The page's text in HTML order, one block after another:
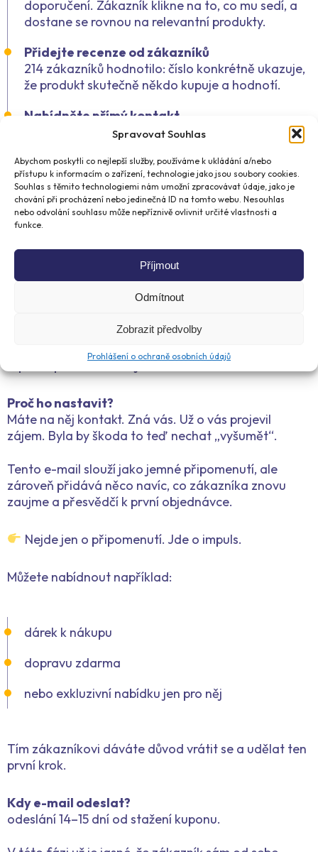
Spravovat Souhlas
Abychom poskytli co nejlepší služby, používáme k ukládání a/nebo
přístupu k informacím o zařízení, technologie jako jsou soubory cookies.
Souhlas s těmito technologiemi nám umožní zpracovávat údaje, jako je
chování při procházení nebo jedinečná ID na tomto webu. Nesouhlas
nebo odvolání souhlasu může nepříznivě ovlivnit určité vlastnosti a
funkce.
Příjmout
Odmítnout
Zobrazit předvolby
Prohlášení o ochraně osobních údajů
doporučení. Zákazník klikne na to, co mu sedí, a
dostane se rovnou na relevantní produkty.
Přidejte recenze od zákazníků
214 zákazníků hodnotilo: číslo konkrétně ukazuje,
že produkt skutečně někdo kupuje a hodnotí.
Nabídněte přímý kontakt
Napište mi na test@test.cz. Zákazník ví, že za e-
3. Aktivační e-mail,
Ne každý nový kontakt nakoupí hned. A to je v
potřebuje trochu větší motivaci.
A právě proto nastavujeme 3 aktivační e-mail.
Proč ho nastavit?
Máte na něj kontakt. Zná vás. Už o vás projevil
zájem. Byla by škoda to teď nechat „vyšumět“.
Tento e-mail slouží jako jemné připomenutí, ale
zároveň přidává něco navíc, co zákazníka znovu
zaujme a přesvědčí k první objednávce.
Nejde jen o připomenutí. Jde o impuls.
Můžete nabídnout například:
dárek k nákupu
dopravu zdarma
nebo exkluzivní nabídku jen pro něj
Tím zákazníkovi dáváte důvod vrátit se a udělat ten
první krok.
Kdy e-mail odeslat?
odeslání 14–15 dní od stažení kuponu.